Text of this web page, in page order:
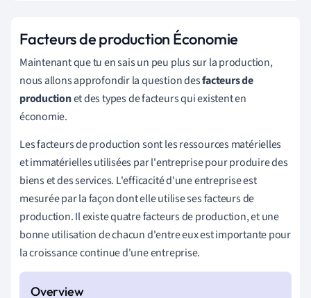
Facteurs de production Économie
Maintenant que tu en sais un peu plus sur la production,
nous allons approfondir la question desfacteurs de
productionet des types de facteurs qui existent en
économie.
Les facteurs de production sont les ressources matérielles
et immatérielles utilisées par l'entreprise pour produire des
biens et des services. L'efficacité d'une entreprise est
mesurée par la façon dont elle utilise ses facteurs de
production. Il existe quatre facteurs de production, et une
bonne utilisation de chacun d'entre eux est importante pour
la croissance continue d'une entreprise.